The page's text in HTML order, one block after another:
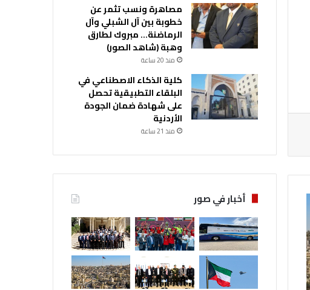
مصاهرة ونسب تثمر عن
خطوبة بين آل الشبلي وآل
الرماضنة… مبروك لطارق
وهبة (شاهد الصور)
منذ 20 ساعة
كلية الذكاء الاصطناعي في
البلقاء التطبيقية تحصل
على شهادة ضمان الجودة
الأردنية
منذ 21 ساعة
أخبار في صور